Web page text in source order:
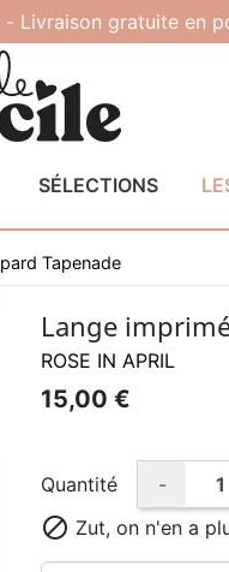
- Livraison gratuite en
SÉLECTIONS
Tapenade
Lange
ROSE IN APRIL
15,00 €
Quantité -
 Zut, on n'en a